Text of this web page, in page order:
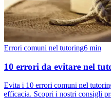
Errori comuni nel tutoring6 min
10 errori da evitare nel
Evita i 10 errori comuni nel
efficacia. Scopri i nostri consigli